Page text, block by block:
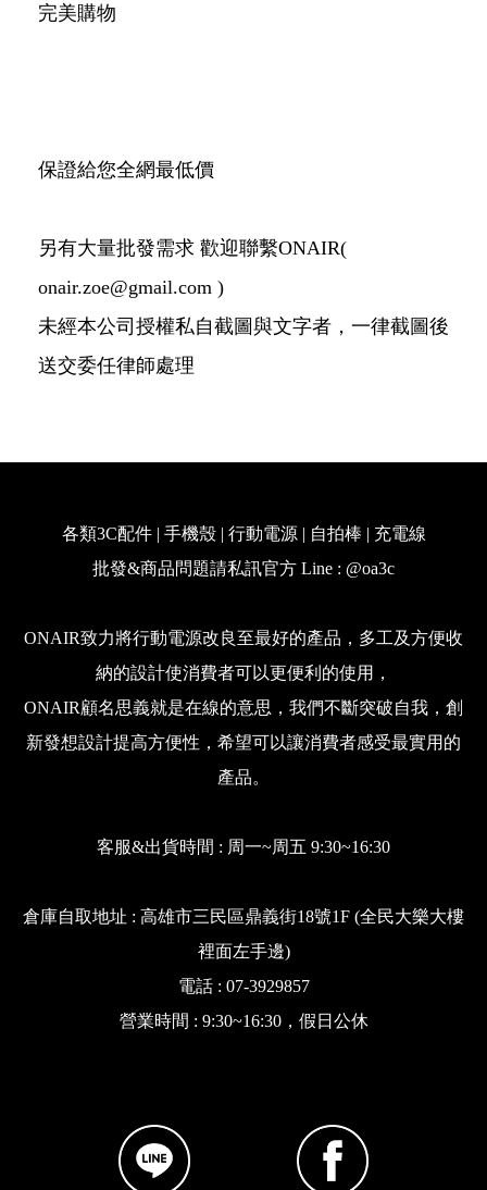
完美購物
保證給您全網最低價
另有大量批發需求 歡迎聯繫ONAIR(
onair.zoe@gmail.com )
未經本公司授權私自截圖與文字者，一律截圖後
送交委任律師處理
各類3C配件 | 手機殼 | 行動電源 | 自拍棒 | 充電線
批發&商品問題請私訊官方 Line : @oa3c
ONAIR致力將行動電源改良至最好的產品，多工及方便收
納的設計使消費者可以更便利的使用，
ONAIR顧名思義就是在線的意思，我們不斷突破自我，創
新發想設計提高方便性，希望可以讓消費者感受最實用的
產品。
客服&出貨時間 : 周一~周五 9:30~16:30
倉庫自取地址 : 高雄市三民區鼎義街18號1F (全民大樂大樓
裡面左手邊)
電話 : 07-3929857
營業時間 : 9:30~16:30，假日公休